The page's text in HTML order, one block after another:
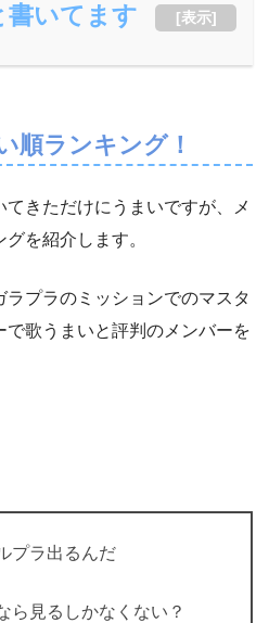
書いてます [表示]
順ランキング！
きただけにうまいですが、メ
を紹介します。
プラのミッションでのマスタ
歌うまいと評判のメンバーを
プラ出るんだ
ら見るしかなくない？